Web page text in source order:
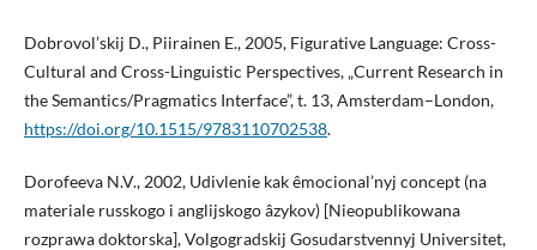
Dobrovol’skij D., Piirainen E., 2005, Figurative Language: Cross-
Cultural and Cross-Linguistic Perspectives, „Current Research in
the Semantics/Pragmatics Interface”, t. 13, Amsterdam–London,
https://doi.org/10.1515/9783110702538.
Dorofeeva N.V., 2002, Udivlenie kak êmocional’nyj concept (na
materiale russkogo i anglijskogo âzykov) [Nieopublikowana
rozprawa doktorska], Volgogradskij Gosudarstvennyj Universitet,